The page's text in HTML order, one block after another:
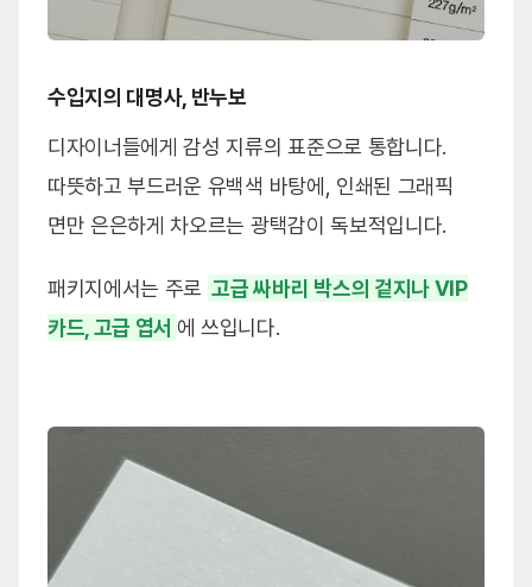
수입지의 대명사, 반누보
디자이너들에게 감성 지류의 표준으로 통합니다.
따뜻하고 부드러운 유백색 바탕에, 인쇄된 그래픽
면만 은은하게 차오르는 광택감이 독보적입니다.
패키지에서는 주로 고급 싸바리 박스의 겉지나 VIP
카드, 고급 엽서 에 쓰입니다.